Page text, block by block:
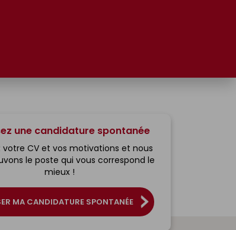
une candidature spontanée
votre CV et vos motivations et nous
le poste qui vous correspond le
mieux !
MA CANDIDATURE SPONTANÉE